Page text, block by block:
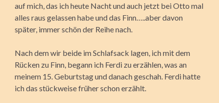
auf mich, das ich heute Nacht und auch jetzt bei Otto mal
alles raus gelassen habe und das Finn…..aber davon
später, immer schön der Reihe nach.
Nach dem wir beide im Schlafsack lagen, ich mit dem
Rücken zu Finn, begann ich Ferdi zu erzählen, was an
meinem 15. Geburtstag und danach geschah. Ferdi hatte
ich das stückweise früher schon erzählt.